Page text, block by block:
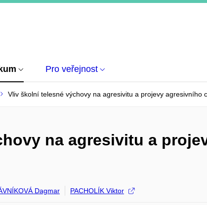
Pro veřejnost
Vliv školní telesné výchovy na agresivitu a projevy agresivního
na agresivitu a
Dagmar PACHOLÍK Viktor